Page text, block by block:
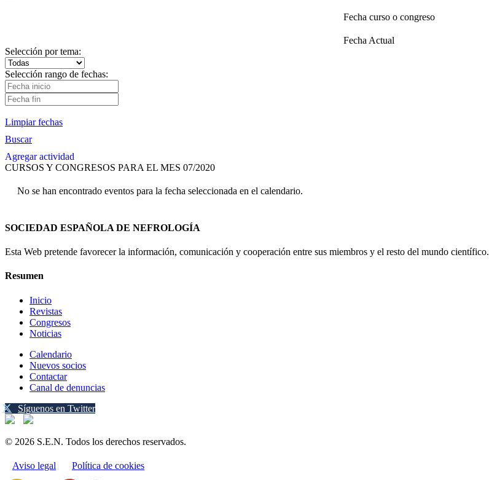
Fecha curso o congreso
Fecha Actual
Selección por tema:
Selección rango de fechas:
Limpiar fechas
Buscar
Agregar actividad
CURSOS Y CONGRESOS PARA EL MES 07/2020
No se han encontrado eventos para la fecha seleccionada en el calendario.
SOCIEDAD ESPAÑOLA DE NEFROLOGÍA
Esta Web pretende favorecer la información, comunicación y cooperación entre sus miembros y el resto del mundo científico.
Resumen
Inicio
Revistas
Congresos
Noticias
Calendario
Nuevos socios
Contactar
Canal de denuncias
Síguenos en Twitter
© 2026 S.E.N. Todos los derechos reservados.
Aviso legal Política de cookies